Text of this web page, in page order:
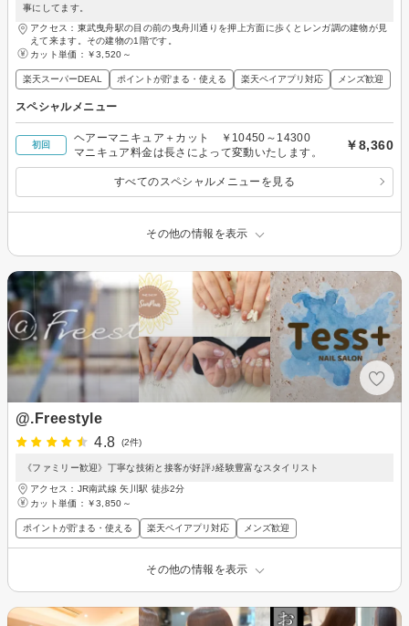
事にしてます。
アクセス：東武曳舟駅の目の前の曳舟川通りを押上方面に歩くとレンガ調の建物が見
えて来ます。その建物の1階です。
カット単価： ￥3,520～
楽天スーパーDEAL ポイントが貯まる・使える 楽天ペイアプリ対応 メンズ歓迎
スペシャルメニュー
初回
ヘアーマニキュア＋カット ￥10450～14300
マニキュア料金は長さによって変動いたします。
￥8,360
すべてのスペシャルメニューを見る
その他の情報を表示
@.Freestyle
4.8
(2件)
《ファミリー歓迎》丁寧な技術と接客が好評♪経験豊富なスタイリスト
アクセス：JR南武線 矢川駅 徒歩2分
カット単価： ￥3,850～
ポイントが貯まる・使える 楽天ペイアプリ対応 メンズ歓迎
その他の情報を表示